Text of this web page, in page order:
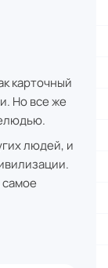
карточный
Но все же
людей, и
самое